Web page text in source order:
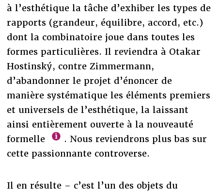
à l’esthétique la tâche d’exhiber les types de
rapports (grandeur, équilibre, accord, etc.)
dont la combinatoire joue dans toutes les
formes particulières. Il reviendra à Otakar
Hostinský, contre Zimmermann,
d’abandonner le projet d’énoncer de
manière systématique les éléments premiers
et universels de l’esthétique, la laissant
ainsi entièrement ouverte à la nouveauté
formelle
. Nous reviendrons plus bas sur
cette passionnante controverse.
Il en résulte – c’est l’un des objets du